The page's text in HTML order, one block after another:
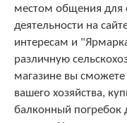
местом общения для
деятельности на
интересам и
различную
магазине вы
вашего хозяйства,
балконный погребок